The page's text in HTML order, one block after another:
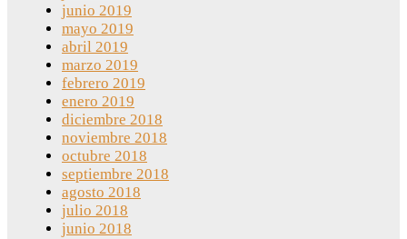
junio 2019
mayo 2019
abril 2019
marzo 2019
febrero 2019
enero 2019
diciembre 2018
noviembre 2018
octubre 2018
septiembre 2018
agosto 2018
julio 2018
junio 2018